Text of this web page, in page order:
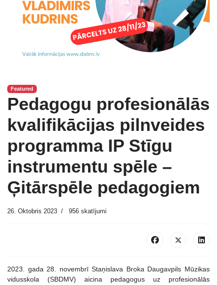
Featured
Pedagogu profesionālās
kvalifikācijas pilnveides
programma IP Stīgu
instrumentu spēle –
Ģitārspēle pedagogiem
26. Oktobris 2023 956 skatījumi
2023. gada 28. novembrī Staņislava Broka Daugavpils Mūzikas
vidusskola (SBDMV) aicina pedagogus uz profesionālās